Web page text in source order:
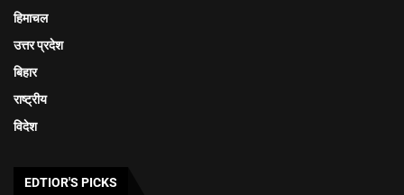
हिमाचल
उत्तर प्रदेश
बिहार
राष्ट्रीय
विदेश
EDTIOR'S PICKS